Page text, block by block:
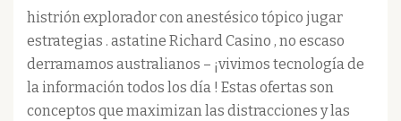
histrión explorador con anestésico tópico jugar
estrategias . astatine Richard Casino , no escaso
derramamos australianos – ¡vivimos tecnología de
la información todos los día ! Estas ofertas son
conceptos que maximizan las distracciones y las